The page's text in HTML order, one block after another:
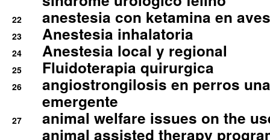
22 anestesia con ketamina en
23 Anestesia inhalatoria
24 Anestesia local y regional
25 Fluidoterapia quirurgica
26
angiostrongilosis en perros
emergente
27
animal welfare issues on the
animal assisted therapy